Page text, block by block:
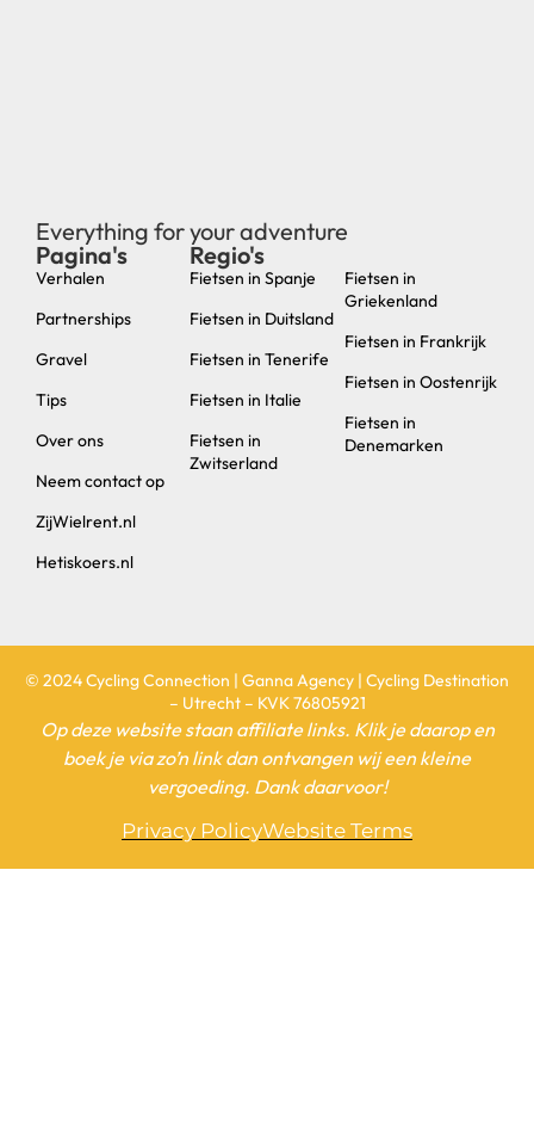
Everything for your adventure
Pagina's
Verhalen
Partnerships
Gravel
Tips
Over ons
Neem contact op
ZijWielrent.nl
Hetiskoers.nl
Regio's
Fietsen in Spanje
Fietsen in Duitsland
Fietsen in Tenerife
Fietsen in Italie
Fietsen in
Zwitserland
Fietsen in
Griekenland
Fietsen in Frankrijk
Fietsen in Oostenrijk
Fietsen in
Denemarken
© 2024 Cycling Connection | Ganna Agency | Cycling Destination
– Utrecht – KVK 76805921
Op deze website staan affiliate links. Klik je daarop en
boek je via zo’n link dan ontvangen wij een kleine
vergoeding. Dank daarvoor!
Privacy PolicyWebsite Terms